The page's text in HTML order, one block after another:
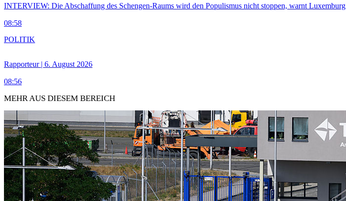
INTERVIEW: Die Abschaffung des Schengen-Raums wird den Populismus nicht stoppen, warnt Luxemburg
08:58
Rapporteur | 6. August 2026
08:56
POLITIK
MEHR AUS DIESEM BEREICH